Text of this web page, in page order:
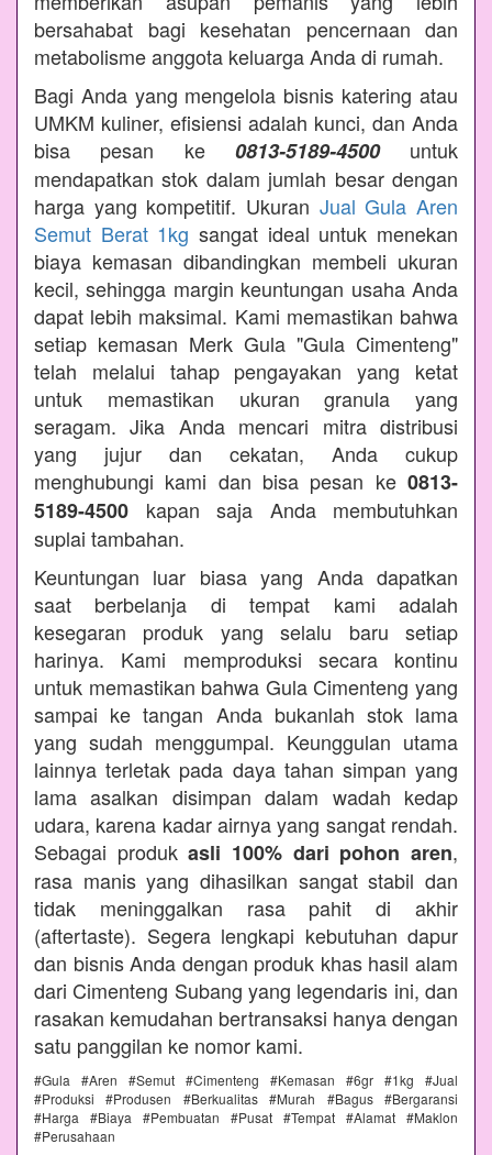
bersahabat bagi kesehatan pencernaan dan
metabolisme anggota keluarga Anda di rumah.
Bagi Anda yang mengelola bisnis katering atau
UMKM kuliner, efisiensi adalah kunci, dan Anda
bisa pesan ke 0813-5189-4500untuk
mendapatkan stok dalam jumlah besar dengan
harga yang kompetitif. Ukuran Jual Gula Aren
Semut Berat 1kg sangat ideal untuk menekan
biaya kemasan dibandingkan membeli ukuran
kecil, sehingga margin keuntungan usaha Anda
dapat lebih maksimal. Kami memastikan bahwa
setiap kemasan Merk Gula "Gula Cimenteng"
telah melalui tahap pengayakan yang ketat
untuk memastikan ukuran granula yang
seragam. Jika Anda mencari mitra distribusi
yang jujur dan cekatan, Anda cukup
menghubungi kami dan bisa pesan ke 0813-
5189-4500 kapan saja Anda membutuhkan
suplai tambahan.
Keuntungan luar biasa yang Anda dapatkan
saat berbelanja di tempat kami adalah
kesegaran produk yang selalu baru setiap
harinya. Kami memproduksi secara kontinu
untuk memastikan bahwa Gula Cimenteng yang
sampai ke tangan Anda bukanlah stok lama
yang sudah menggumpal. Keunggulan utama
lainnya terletak pada daya tahan simpan yang
lama asalkan disimpan dalam wadah kedap
udara, karena kadar airnya yang sangat rendah.
Sebagai produkasli 100% dari pohon aren,
rasa manis yang dihasilkan sangat stabil dan
tidak meninggalkan rasa pahit di akhir
(aftertaste). Segera lengkapi kebutuhan dapur
dan bisnis Anda dengan produk khas hasil alam
dari Cimenteng Subang yang legendaris ini, dan
rasakan kemudahan bertransaksi hanya dengan
satu panggilan ke nomor kami.
#Gula #Aren #Semut #Cimenteng #Kemasan #6gr #1kg #Jual
#Produksi #Produsen #Berkualitas #Murah #Bagus #Bergaransi
#Harga #Biaya #Pembuatan #Pusat #Tempat #Alamat #Maklon
#Perusahaan